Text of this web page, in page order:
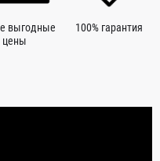
выгодные
цены
100% гарантия